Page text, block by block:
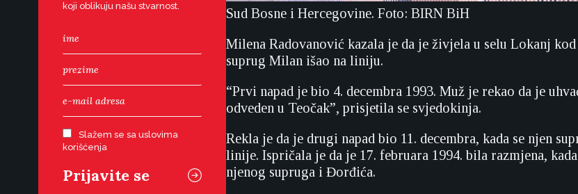
koji oblikuju našu stvarnost.
Slažem se sa uslovima
korišćenja
Sud Bosne i Hercegovine. Foto: BIRN BiH
Milena Radovanović kazala je da je živjela u selu Lokanj
suprug Milan išao na liniju.
“Prvi napad je bio 4. decembra 1993. Muž je rekao da je
odveden u Teočak”, prisjetila se svjedokinja.
Rekla je da je drugi napad bio 11. decembra, kada se njen
linije. Ispričala je da je 17. februara 1994. bila razmjena,
njenog supruga i Đorđića.